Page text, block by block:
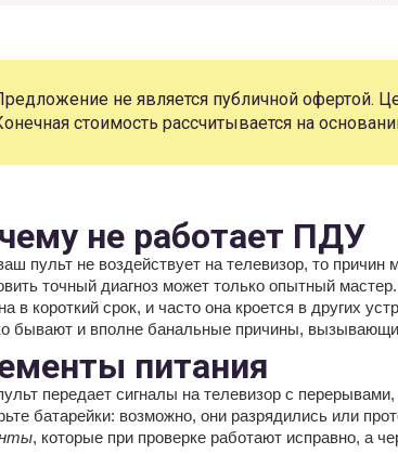
не является публичной офертой.
стоимость рассчитывается на
не работает ПДУ
пульт не воздействует на телевизор, то
точный диагноз может только опытный
в короткий срок, и часто она кроется в других
бывают и вполне банальные причины,
питания
передает сигналы на телевизор с
батарейки: возможно, они разрядились или
, которые при проверке работают исправно, а